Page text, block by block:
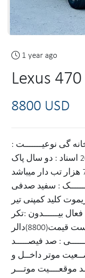
1 year ago
Lexus
8800 USD
گی نوعیـــــــت :
لکسس 470 ســال تولید : 2005 اسناد : دو سال پاک
پلیـــــــت کابل : منفی -3 - 75 هزار تب دار میباشد
: سفید صدفی
کلید کمپنی تیر
بیــــــدون :تکر
کت چپــــه شدگی ضمانــــت است قیمت(8800)دالر
: صد فیصـــــد
موتر داخــل و
موقعــــیت موتـــر